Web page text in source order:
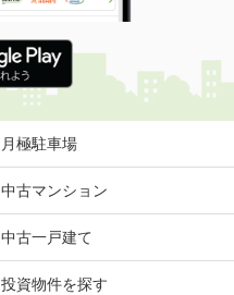
月極駐車場
中古マンション
中古一戸建て
投資物件を探す